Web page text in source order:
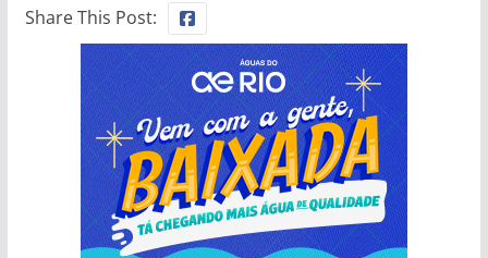
Share This Post: